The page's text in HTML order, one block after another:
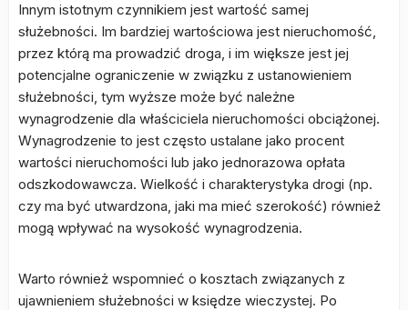
Innym istotnym czynnikiem jest wartość samej
służebności. Im bardziej wartościowa jest nieruchomość,
przez którą ma prowadzić droga, i im większe jest jej
potencjalne ograniczenie w związku z ustanowieniem
służebności, tym wyższe może być należne
wynagrodzenie dla właściciela nieruchomości obciążonej.
Wynagrodzenie to jest często ustalane jako procent
wartości nieruchomości lub jako jednorazowa opłata
odszkodowawcza. Wielkość i charakterystyka drogi (np.
czy ma być utwardzona, jaki ma mieć szerokość) również
mogą wpływać na wysokość wynagrodzenia.
Warto również wspomnieć o kosztach związanych z
ujawnieniem służebności w księdze wieczystej. Po